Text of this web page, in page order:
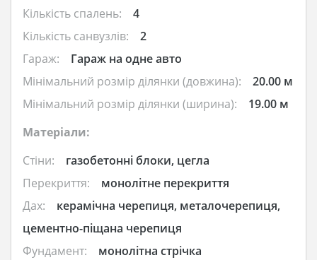
Кількість спалень:
4
Кількість санвузлів:
2
Гараж:
Гараж на одне авто
Мінімальний розмір ділянки (довжина):
20.00 м
Мінімальний розмір ділянки (ширина):
19.00 м
Матеріали:
Стіни:
газобетонні блоки, цегла
Перекриття:
монолітне перекриття
Дах:
керамічна черепиця, металочерепиця,
цементно-піщана черепиця
Фундамент:
монолітна стрічка